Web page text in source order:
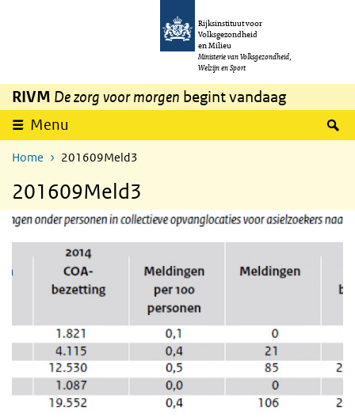
Overslaan en naar de inhoud gaan
Rijksinstituut voor
Volksgezondheid
en Milieu
Ministerie van Volksgezondheid,
Welzijn en Sport
RIVM De zorg voor morgen begint vandaag
Menu
Home 201609Meld3
201609Meld3